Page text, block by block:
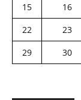
15
16
22
23
29
30